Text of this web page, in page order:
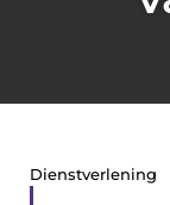
Dienstverlening